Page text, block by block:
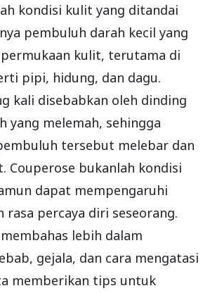
kondisi kulit yang ditandai
pembuluh darah kecil yang
kulit, terutama di
pipi, hidung, dan dagu.
kali disebabkan oleh dinding
yang melemah, sehingga
tersebut melebar dan
Couperose bukanlah kondisi
dapat mempengaruhi
rasa percaya diri seseorang.
lebih dalam
gejala, dan cara mengatasi
memberikan tips untuk